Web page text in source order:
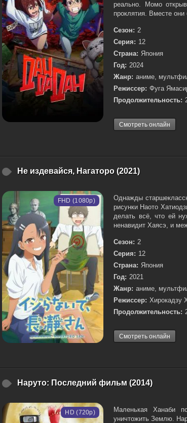
реально. Момо
проклятия. Вместе
Сезон: 2
Серия: 12
Страна: Япония
Год: 2024
Жанр: аниме,
Режиссер: Фуга
Продолжительность:
Смотреть онлайн
Не издевайся, Нагаторо (2021)
FHD (1080p)
Однажды
рисунки Наото
делать всё, что ей
ненавидит Хаясэ, и
Сезон: 2
Серия: 12
Страна: Япония
Год: 2021
Жанр: аниме,
Режиссер: Хирокадзу
Продолжительность:
Смотреть онлайн
Наруто: Последний фильм (2014)
HD (720p)
Маленькая Ханаби
уничтожить Землю.